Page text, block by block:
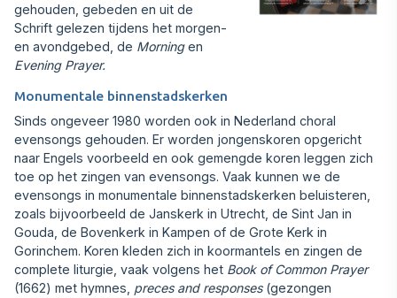
gehouden, gebeden en uit de
Schrift gelezen tijdens het morgen-
en avondgebed, de Morningen
Evening Prayer.
Monumentale binnenstadskerken
Sinds ongeveer 1980 worden ook in Nederland choral
evensongs gehouden. Er worden jongenskoren opgericht
naar Engels voorbeeld en ook gemengde koren leggen zich
toe op het zingen van evensongs. Vaak kunnen we de
evensongs in monumentale binnenstadskerken beluisteren,
zoals bijvoorbeeld de Janskerk in Utrecht, de Sint Jan in
Gouda, de Bovenkerk in Kampen of de Grote Kerk in
Gorinchem. Koren kleden zich in koormantels en zingen de
complete liturgie, vaak volgens het Book of Common Prayer
(1662) met hymnes, preces and responses(gezongen